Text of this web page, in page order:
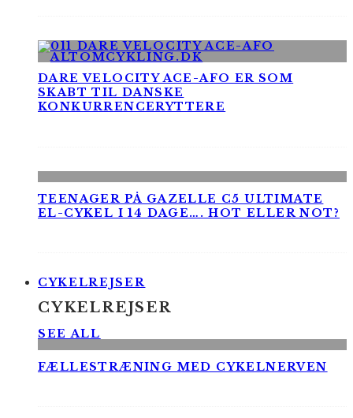
DARE VELOCITY ACE-AFO ER SOM
SKABT TIL DANSKE
KONKURRENCERYTTERE
TEENAGER PÅ GAZELLE C5 ULTIMATE
EL-CYKEL I 14 DAGE…. HOT ELLER NOT?
CYKELREJSER
CYKELREJSER
SEE ALL
FÆLLESTRÆNING MED CYKELNERVEN